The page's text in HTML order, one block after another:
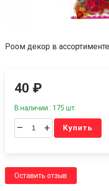
Роом декор в
40₽
В наличии : 175 шт.
– + Купить
Оставить отзыв